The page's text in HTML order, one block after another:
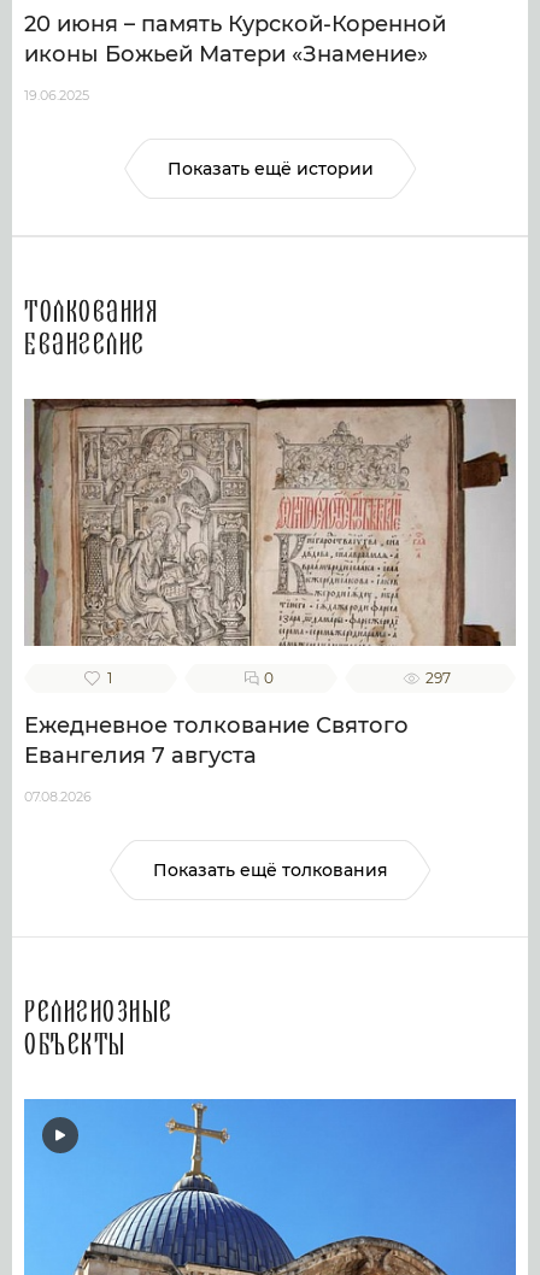
20 июня – память Курской-Коренной
иконы Божьей Матери «Знамение»
19.06.2025
Показать ещё истории
Толкования
Евангелие
1 0 297
Ежедневное толкование Святого
Евангелия 7 августа
07.08.2026
Показать ещё толкования
Религиозные
объекты